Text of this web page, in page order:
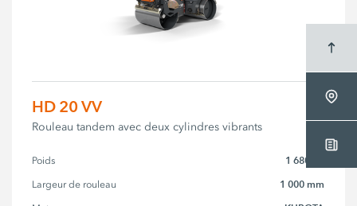
HD 20 VV
Rouleau tandem avec deux cylindres vibrants
Poids 1 680 kg
Largeur de rouleau 1 000 mm